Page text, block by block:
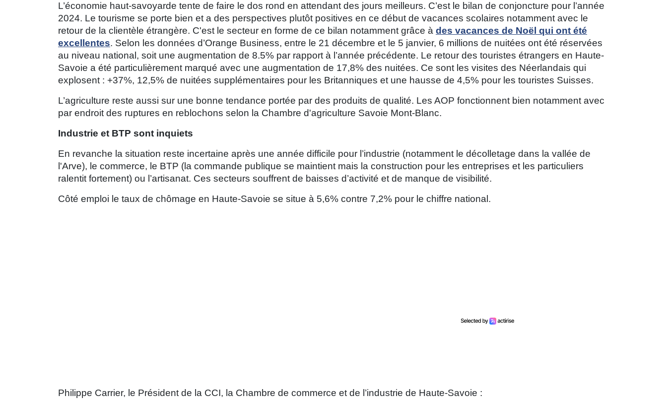
L’économie haut-savoyarde tente de faire le dos rond en attendant des jours meilleurs. C’est le bilan de conjoncture pour l’année
2024. Le tourisme se porte bien et a des perspectives plutôt positives en ce début de vacances scolaires notamment avec le
retour de la clientèle étrangère. C'est le secteur en forme de ce bilan notamment grâce à des vacances de Noël qui ont été
excellentes. Selon les données d’Orange Business, entre le 21 décembre et le 5 janvier, 6 millions de nuitées ont été réservées
au niveau national, soit une augmentation de 8.5% par rapport à l’année précédente. Le retour des touristes étrangers en Haute-
Savoie a été particulièrement marqué avec une augmentation de 17,8% des nuitées. Ce sont les visites des Néerlandais qui
explosent : +37%, 12,5% de nuitées supplémentaires pour les Britanniques et une hausse de 4,5% pour les touristes Suisses.
L’agriculture reste aussi sur une bonne tendance portée par des produits de qualité. Les AOP fonctionnent bien notamment avec
par endroit des ruptures en reblochons selon la Chambre d'agriculture Savoie Mont-Blanc.
Industrie et BTP sont inquiets
En revanche la situation reste incertaine après une année difficile pour l’industrie (notamment le décolletage dans la vallée de
l'Arve), le commerce, le BTP (la commande publique se maintient mais la construction pour les entreprises et les particuliers
ralentit fortement) ou l’artisanat. Ces secteurs souffrent de baisses d’activité et de manque de visibilité.
Côté emploi le taux de chômage en Haute-Savoie se situe à 5,6% contre 7,2% pour le chiffre national.
Philippe Carrier, le Président de la CCI, la Chambre de commerce et de l’industrie de Haute-Savoie :